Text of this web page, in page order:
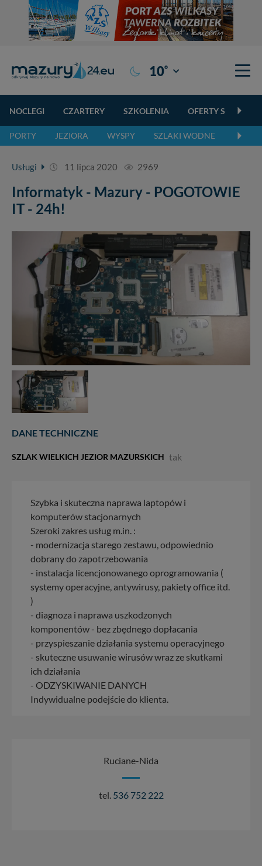
10° Giżycko
NOCLEGI CZARTERY SZKOLENIA OFERTY
PORTY JEZIORA WYSPY SZLAKI WODNE
Usługi 11 lipca 2020 2969
Informatyk - Mazury - POGOTOWIE
IT - 24h!
DANE TECHNICZNE
SZLAK WIELKICH JEZIOR MAZURSKICH tak
Szybka i skuteczna naprawa laptopów i
komputerów stacjonarnych
Szeroki zakres usług m.in. :
- modernizacja starego zestawu, odpowiednio
dobrany do zapotrzebowania
- instalacja licencjonowanego oprogramowania (
systemy operacyjne, antywirusy, pakiety office itd.
)
- diagnoza i naprawa uszkodzonych
komponentów - bez zbędnego dopłacania
- przyspieszanie działania systemu operacyjnego
- skuteczne usuwanie wirusów wraz ze skutkami
ich działania
- ODZYSKIWANIE DANYCH
Indywidualne podejście do klienta.
Ruciane-Nida
tel. 536 752 222